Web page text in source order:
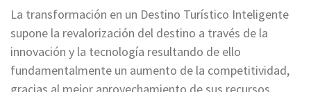
La transformación en un Destino Turístico Inteligente
supone la revalorización del destino a través de la
innovación y la tecnología resultando de ello
fundamentalmente un aumento de la competitividad,
gracias al mejor aprovechamiento de sus recursos